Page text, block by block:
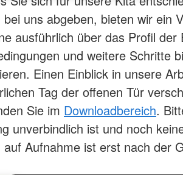
uns abgeben, bieten wir ein
ausführlich über das Profil der
und weitere Schritte
Einen Einblick in unsere
Tag der offenen Tür
Sie im Downloadbereich.
unverbindlich ist und noch
Aufnahme ist erst nach der